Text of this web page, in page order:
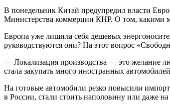
В понедельник Китай предупредил власти
Министерства коммерции КНР. О том, какими
Европа уже лишила себя дешевых
руководствуются они? На этот вопрос
— Локализация производства — это желание
стала закупать много иностранных
На готовые автомобили резко повысили
в России, стали стоить наполовину или даже